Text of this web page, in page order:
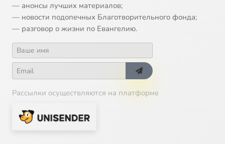
— анонсы лучших материалов;
— новости подопечных Благотворительного фонда;
— разговор о жизни по Евангелию.
Рассылки осуществляются на платформе